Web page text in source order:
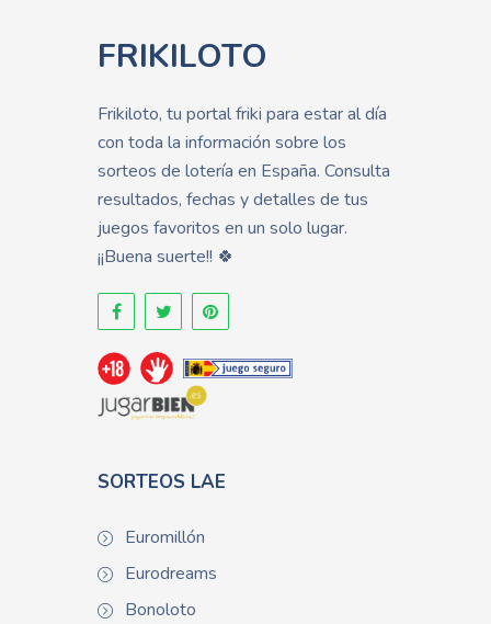
FRIKILOTO
Frikiloto, tu portal friki para estar al día
con toda la información sobre los
sorteos de lotería en España. Consulta
resultados, fechas y detalles de tus
juegos favoritos en un solo lugar.
¡¡Buena suerte!! 🍀
SORTEOS LAE
Euromillón
Eurodreams
Bonoloto